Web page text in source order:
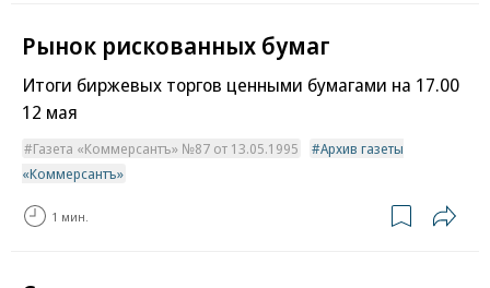
Рынок рискованных бумаг
Итоги биржевых торгов ценными бумагами на 17.00
12 мая
Газета «Коммерсантъ» №87 от 13.05.1995
Архив газеты
«Коммерсантъ»
1 мин.